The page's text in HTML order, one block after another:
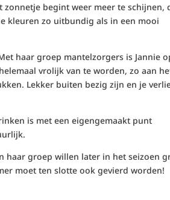
zonnetje begint weer meer te schijnen,
kleuren zo uitbundig als in een mooi
haar groep mantelzorgers is Jannie
vrolijk van te worden, zo aan
Lekker buiten bezig zijn en je
is met een eigengemaakt punt
haar groep willen later in het seizoen
moet ten slotte ook gevierd worden!